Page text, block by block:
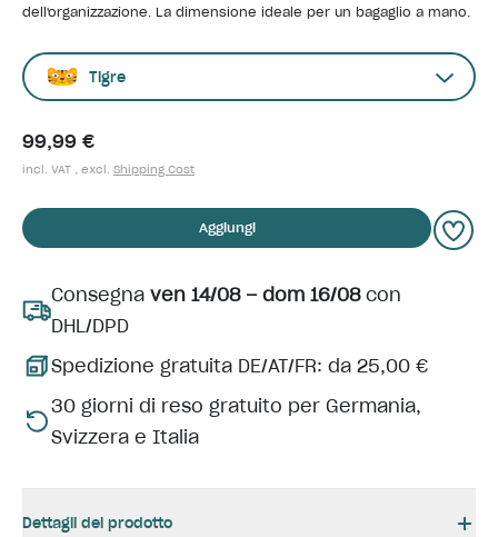
dell'organizzazione. La dimensione ideale per un bagaglio a mano.
Tigre
99,99 €
incl. VAT , excl. Shipping Cost
Aggiungi
Consegna ven 14/08 – dom 16/08con
DHL/DPD
Spedizione gratuita DE/AT/FR: da 25,00 €
30 giorni di reso gratuito per Germania,
Svizzera e Italia
Dettagli del prodotto